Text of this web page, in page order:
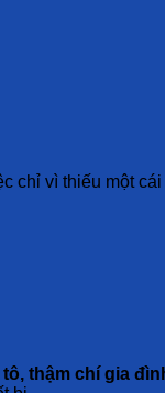
chỉ vì thiếu một
thậm chí gia